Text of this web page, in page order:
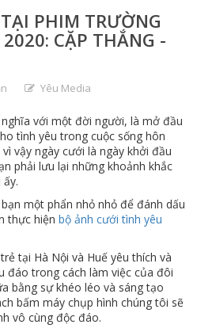
PHIM TRƯỜNG
CẶP THẮNG -
Yêu Media
với một đời người, là mở đầu
tình yêu trong cuộc sống hôn
vậy ngày cưới là ngày khởi đầu
phải lưu lại những khoảnh khắc
một phẩn nhỏ nhỏ để đánh dấu
thực hiện bộ ảnh cưới tình yêu
tại Hà Nội và Huế yêu thích và
đáo trong cách làm việc của đôi
bằng sự khéo léo và sáng tạo
bấm máy chụp hình chúng tôi sẽ
vô cùng độc đáo.